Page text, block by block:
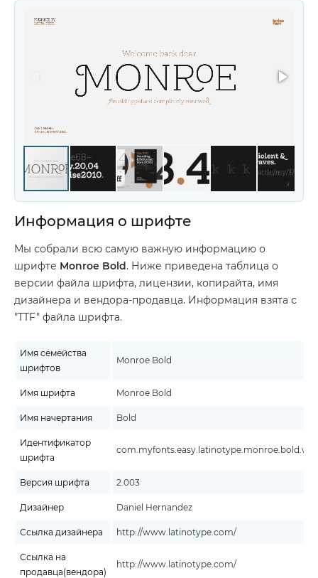
Информация о шрифте
Мы собрали всю самую важную информацию о
шрифте Monroe Bold. Ниже приведена таблица о
версии файла шрифта, лицензии, копирайта, имя
дизайнера и вендора-продавца. Информация взята с
"TTF" файла шрифта.
Имя семейства
шрифтов
Monroe Bold
Имя шрифта Monroe Bold
Имя начертания Bold
Идентификатор
шрифта
Версия шрифта 2.003
Дизайнер Daniel Hernandez
Ссылка дизайнера http://www.latinotype.com/
Ссылка на
продавца(вендора)
http://www.latinotype.com/